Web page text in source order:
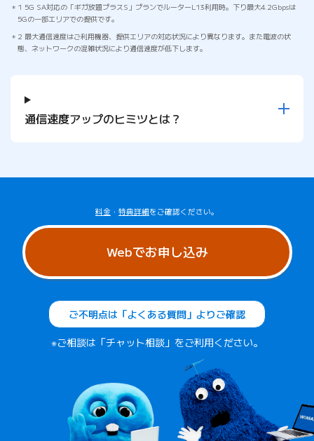
1 5G SA対応の「ギガ放題プラスS」プランでルーターL13利用時。下り最大4.2Gbpsは
5Gの一部エリアでの提供です。
2 最大通信速度はご利用機器、提供エリアの対応状況により異なります。また電波の状
態、ネットワークの混雑状況により通信速度が低下します。
通信速度アップのヒミツとは？
料金 ・ 特典詳細をご確認ください。
Webでお申し込み
ご不明点は「よくある質問」よりご確認
※ご相談は「チャット相談」をご利用ください。